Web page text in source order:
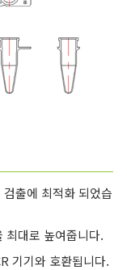
출에 최적화 되었습
대로 높여줍니다.
기기와 호환됩니다.